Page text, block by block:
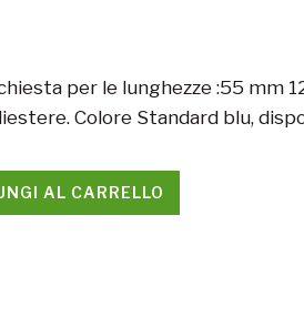
per le lunghezze :55 mm
Colore Standard blu,
AL CARRELLO